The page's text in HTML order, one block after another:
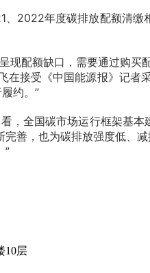
2022年度碳排放配额清
现配额缺口，需要通过购
接受《中国能源报》记
约。”
，全国碳市场运行框架基
善，也为碳排放强度低、
”
10层